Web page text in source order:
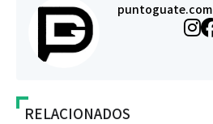
puntoguate.com
RELACIONADOS